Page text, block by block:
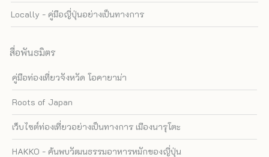
Locally - คู่มือญี่ปุ่นอย่างเป็นทางการ
สื่อพันธมิตร
คู่มือท่องเที่ยวจังหวัด โอคายาม่า
Roots of Japan
เว็บไซต์ท่องเที่ยวอย่างเป็นทางการ เมืองนารุโตะ
HAKKO - ค้นพบวัฒนธรรมอาหารหมักของญี่ปุ่น